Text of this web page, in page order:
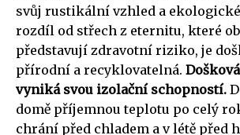
svůj rustikální vzhled a
rozdíl od střech z eternitu, které
představují zdravotní riziko, je
přírodní a recyklovatelná.
vyniká svou izolační schopností.
domě příjemnou teplotu po celý
chrání před chladem a v létě před